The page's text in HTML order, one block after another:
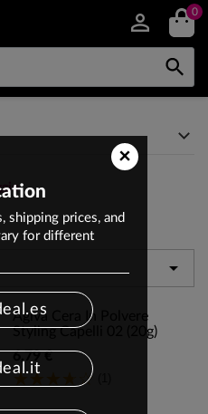
0


Agiva Cera In Polvere
Styling Capelli 02 (20g)
6,79 €
×
shipping prices, and
for different